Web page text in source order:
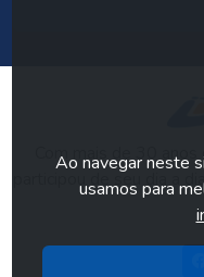
Com mais de 30
participou de seu dia a
Ao navegar neste
usamos para